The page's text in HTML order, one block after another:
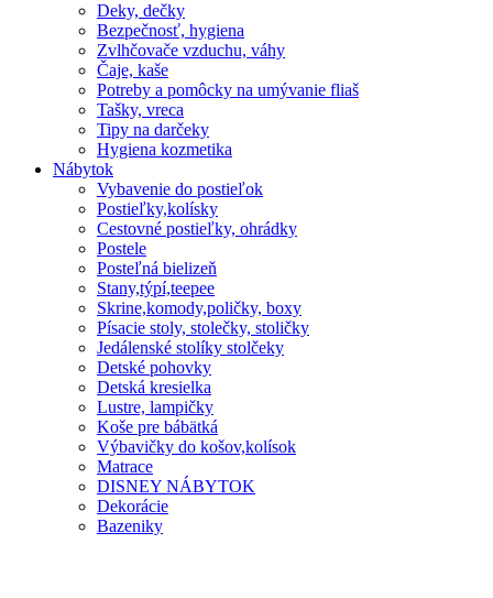
Deky, dečky
Bezpečnosť, hygiena
Zvlhčovače vzduchu, váhy
Čaje, kaše
Potreby a pomôcky na umývanie fliaš
Tašky, vreca
Tipy na darčeky
Hygiena kozmetika
Nábytok
Vybavenie do postieľok
Postieľky,kolísky
Cestovné postieľky, ohrádky
Postele
Posteľná bielizeň
Stany,týpí,teepee
Skrine,komody,poličky, boxy
Písacie stoly, stolečky, stoličky
Jedálenské stolíky stolčeky
Detské pohovky
Detská kresielka
Lustre, lampičky
Koše pre bábätká
Výbavičky do košov,kolísok
Matrace
DISNEY NÁBYTOK
Dekorácie
Bazeniky